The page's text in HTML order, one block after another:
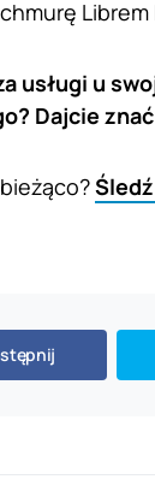
Librem
usługi u
Dajcie
Śledź